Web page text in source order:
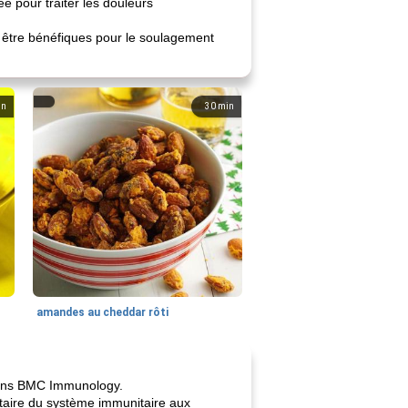
bénéfiques pour le soulagement
30min
amandes au cheddar rôti
BMC Immunology.
du système immunitaire aux